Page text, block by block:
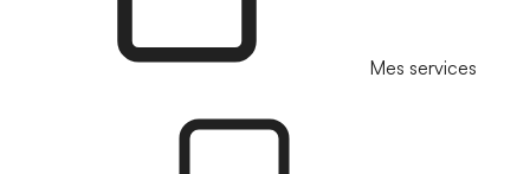
Mes services